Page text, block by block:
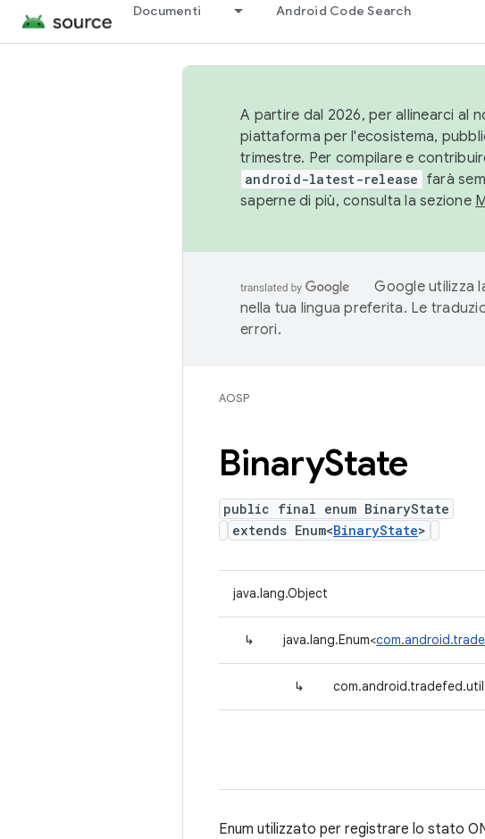
Documenti Android Code Search
A partire dal 2026, per allinearci al
piattaforma per l'ecosistema,
trimestre. Per compilare e
android-latest-release farà
saperne di più, consulta la sezione
Google utilizza
nella tua lingua preferita. Le
errori.
AOSP
BinaryState
public final enum BinaryState
extends Enum<BinaryState>
java.lang.Object
↳ java.lang.Enum<
↳
Enum utilizzato per registrare lo stato